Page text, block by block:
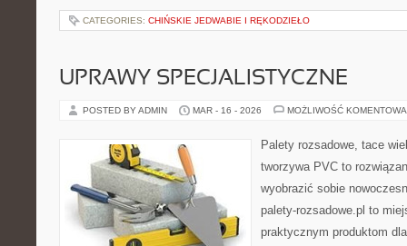
CATEGORIES: CHIŃSKIE JEDWABIE I RĘKODZIEŁO
UPRAWY SPECJALISTYCZNE
POSTED BY ADMIN MAR - 16 - 2026 MOŻLIWOŚĆ
Palety rozsadowe, tace
tworzywa PVC to
wyobrazić sobie
palety-rozsadowe.pl to
praktycznym produktom